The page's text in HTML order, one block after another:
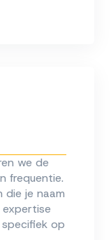
we de
frequentie.
die je naam
op